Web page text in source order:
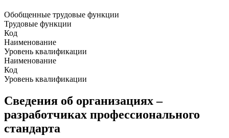
Обобщенные трудовые функции
Трудовые функции
Код
Наименование
Уровень квалификации
Наименование
Код
Уровень квалификации
Сведения об организациях –
разработчиках профессионального
стандарта